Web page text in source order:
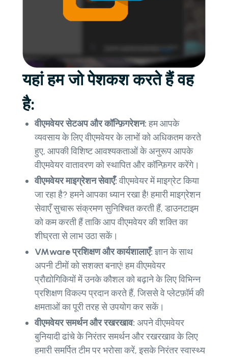
यहां हम जो पेशकश करते हैं वह
है:
वीएमवेयर सेटअप और कॉन्फ़िगरेशन:हम आपके
व्यवसाय के लिए वीएमवेयर के लाभों को अधिकतम करते
हुए, आपकी विशिष्ट आवश्यकताओं के अनुरूप आपके
वीएमवेयर वातावरण को स्थापित और कॉन्फ़िगर करेंगे।
वीएमवेयर माइग्रेशन सेवाएँ:वीएमवेयर में माइग्रेट किया
जा रहा है? हमने आपका ध्यान रखा है! हमारी माइग्रेशन
सेवाएँ सुचारू संक्रमण सुनिश्चित करती हैं, डाउनटाइम
को कम करती हैं ताकि आप वीएमवेयर की शक्ति का
शीघ्रता से लाभ उठा सकें।
VMware प्रशिक्षण और कार्यशालाएँ:ज्ञान के साथ
अपनी टीमों को सशक्त बनाएं! हम वीएमवेयर
प्रौद्योगिकियों में उनके कौशल को बढ़ाने के लिए विभिन्न
प्रशिक्षण विकल्प प्रदान करते हैं, जिससे वे प्लेटफ़ॉर्म की
क्षमताओं का पूरी तरह से उपयोग कर सकें।
वीएमवेयर समर्थन और रखरखाव: अपने वीएमवेयर
बुनियादी ढांचे के निरंतर समर्थन और रखरखाव के लिए
हमारी समर्पित टीम पर भरोसा करें, इसके निरंतर स्वास्थ्य